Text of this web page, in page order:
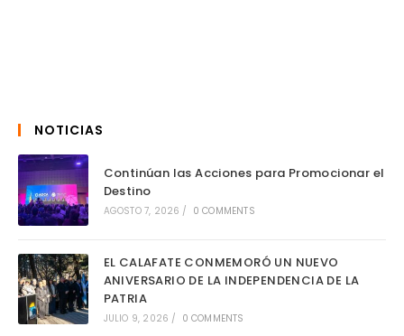
NOTICIAS
Continúan las Acciones para Promocionar el
Destino
AGOSTO 7, 2026 / 0 COMMENTS
EL CALAFATE CONMEMORÓ UN NUEVO
ANIVERSARIO DE LA INDEPENDENCIA DE LA
PATRIA
JULIO 9, 2026 / 0 COMMENTS